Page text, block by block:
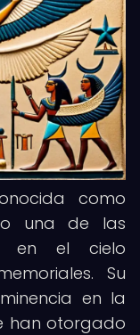
como
una de las
en el cielo
Su
en la
han otorgado